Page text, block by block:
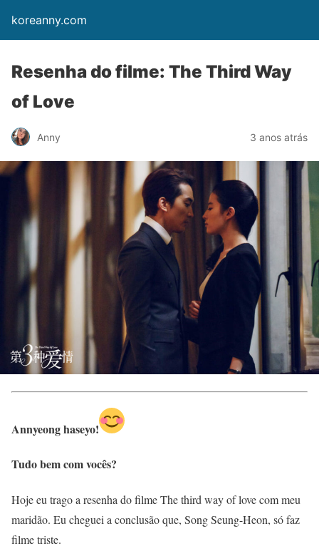
koreanny.com
Resenha do filme: The Third Way
of Love
Anny 3 anos atrás
Annyeong haseyo!
Tudo bem com vocês?
Hoje eu trago a resenha do filme The third way of love com meu
maridão. Eu cheguei a conclusão que, Song Seung-Heon, só faz
filme triste.